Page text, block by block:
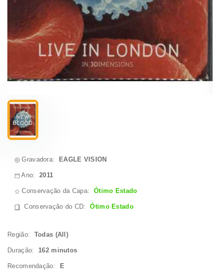
Gravadora: EAGLE VISION
Ano:2011
Conservação da Capa: Ótimo Estado
Conservação do CD:Ótimo Estado
Região: Todas (All)
Duração: 162 minutos
Recomendação: E